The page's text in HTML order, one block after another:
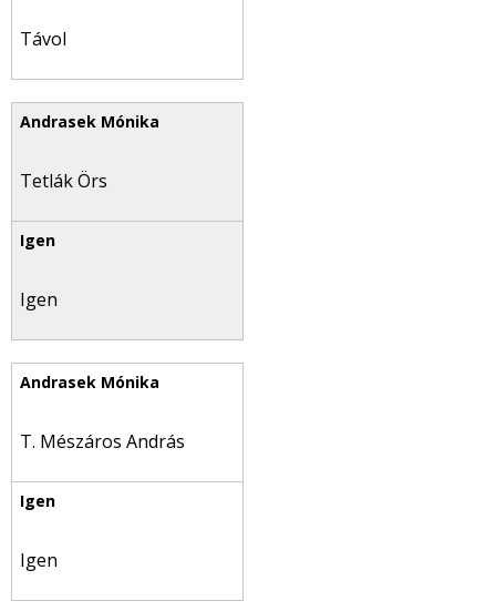
Távol
Tetlák Örs
Igen
T. Mészáros András
Igen